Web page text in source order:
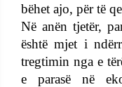
bëhet ajo, për të
Në anën tjetër,
është mjet i
tregtimin nga e
e parasë në